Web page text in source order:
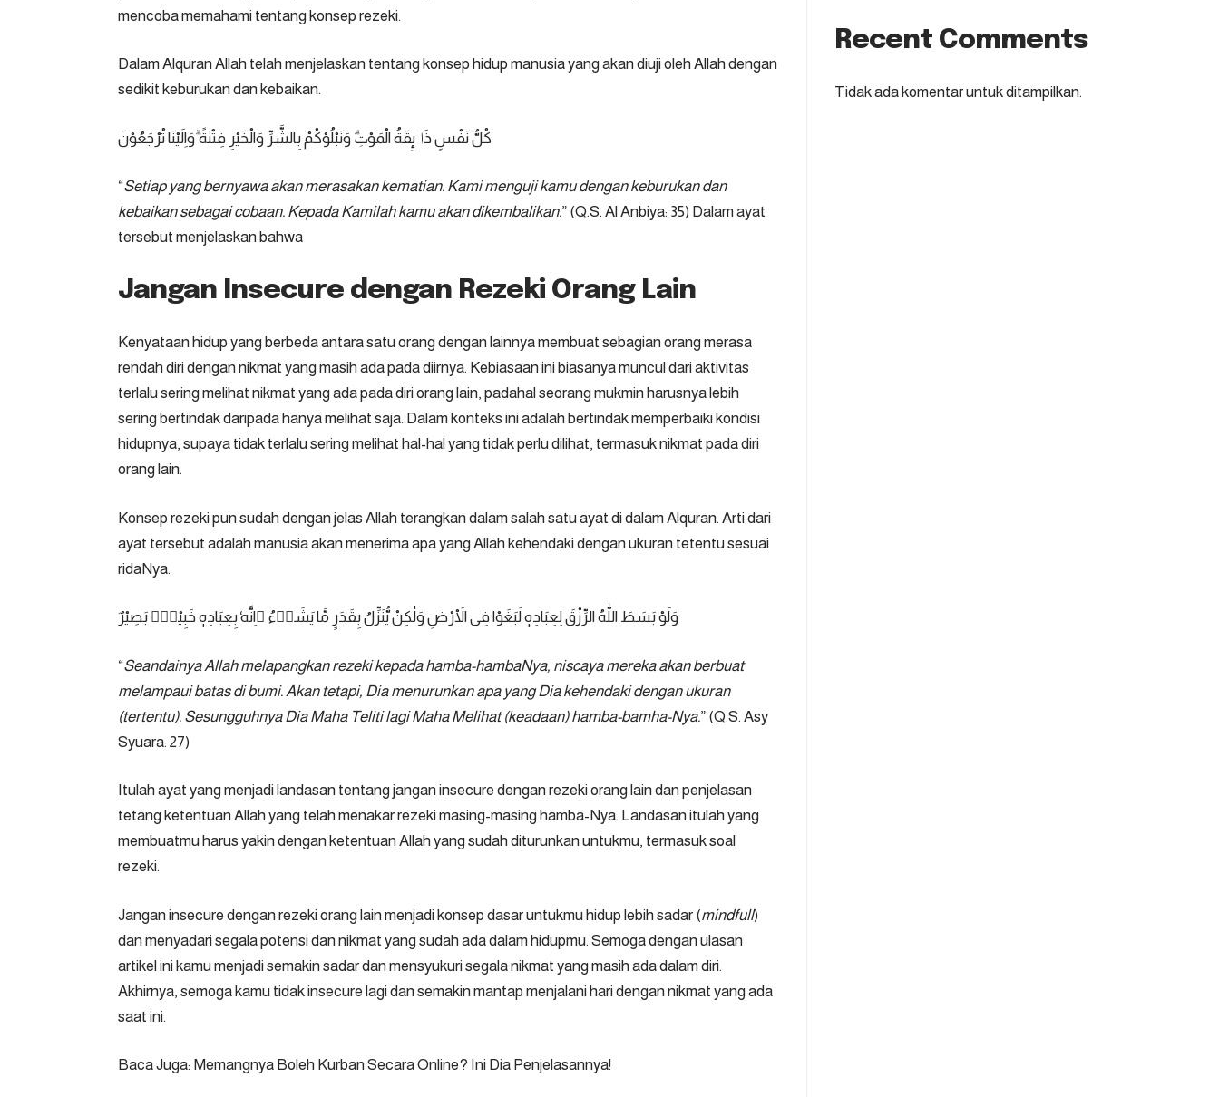
mencoba memahami tentang konsep rezeki.
Dalam Alquran Allah telah menjelaskan tentang konsep hidup manusia yang akan diuji oleh Allah dengan
sedikit keburukan dan kebaikan.
كُلُّ نَفْسٍ ذَاۤىِٕقَةُ الْمَوْتِۗ وَنَبْلُوْكُمْ بِالشَّرِّ وَالْخَيْرِ فِتْنَةً ۗوَاِلَيْنَا تُرْجَعُوْنَ
“Setiap yang bernyawa akan merasakan kematian. Kami menguji kamu dengan keburukan dan
kebaikan sebagai cobaan. Kepada Kamilah kamu akan dikembalikan.” (Q.S. Al Anbiya: 35) Dalam ayat
tersebut menjelaskan bahwa
Jangan Insecure dengan Rezeki Orang Lain
Kenyataan hidup yang berbeda antara satu orang dengan lainnya membuat sebagian orang merasa
rendah diri dengan nikmat yang masih ada pada diirnya. Kebiasaan ini biasanya muncul dari aktivitas
terlalu sering melihat nikmat yang ada pada diri orang lain, padahal seorang mukmin harusnya lebih
sering bertindak daripada hanya melihat saja. Dalam konteks ini adalah bertindak memperbaiki kondisi
hidupnya, supaya tidak terlalu sering melihat hal-hal yang tidak perlu dilihat, termasuk nikmat pada diri
orang lain.
Konsep rezeki pun sudah dengan jelas Allah terangkan dalam salah satu ayat di dalam Alquran. Arti dari
ayat tersebut adalah manusia akan menerima apa yang Allah kehendaki dengan ukuran tetentu sesuai
ridaNya.
وَلَوْ بَسَطَ اللّٰهُ الرِّزْقَ لِعِبَادِهٖ لَبَغَوْا فِى الْاَرْضِ وَلٰكِنْ يُّنَزِّلُ بِقَدَرٍ مَّا يَشَاۤءُ ۗاِنَّهٗ بِعِبَادِهٖ خَبِيْرٌۢ بَصِيْرٌ
“Seandainya Allah melapangkan rezeki kepada hamba-hambaNya, niscaya mereka akan berbuat
melampaui batas di bumi. Akan tetapi, Dia menurunkan apa yang Dia kehendaki dengan ukuran
(tertentu). Sesungguhnya Dia Maha Teliti lagi Maha Melihat (keadaan) hamba-bamha-Nya.” (Q.S. Asy
Syuara: 27)
Itulah ayat yang menjadi landasan tentang jangan insecure dengan rezeki orang lain dan penjelasan
tetang ketentuan Allah yang telah menakar rezeki masing-masing hamba-Nya. Landasan itulah yang
membuatmu harus yakin dengan ketentuan Allah yang sudah diturunkan untukmu, termasuk soal
rezeki.
Jangan insecure dengan rezeki orang lain menjadi konsep dasar untukmu hidup lebih sadar (mindfull)
dan menyadari segala potensi dan nikmat yang sudah ada dalam hidupmu. Semoga dengan ulasan
artikel ini kamu menjadi semakin sadar dan mensyukuri segala nikmat yang masih ada dalam diri.
Akhirnya, semoga kamu tidak insecure lagi dan semakin mantap menjalani hari dengan nikmat yang ada
saat ini.
Baca Juga: Memangnya Boleh Kurban Secara Online? Ini Dia Penjelasannya!
Recent Comments
Tidak ada komentar untuk ditampilkan.